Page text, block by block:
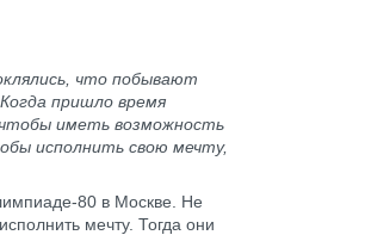
что побывают
пришло время
чтобы иметь возможность
исполнить свою мечту,
80 в Москве. Не
мечту. Тогда они